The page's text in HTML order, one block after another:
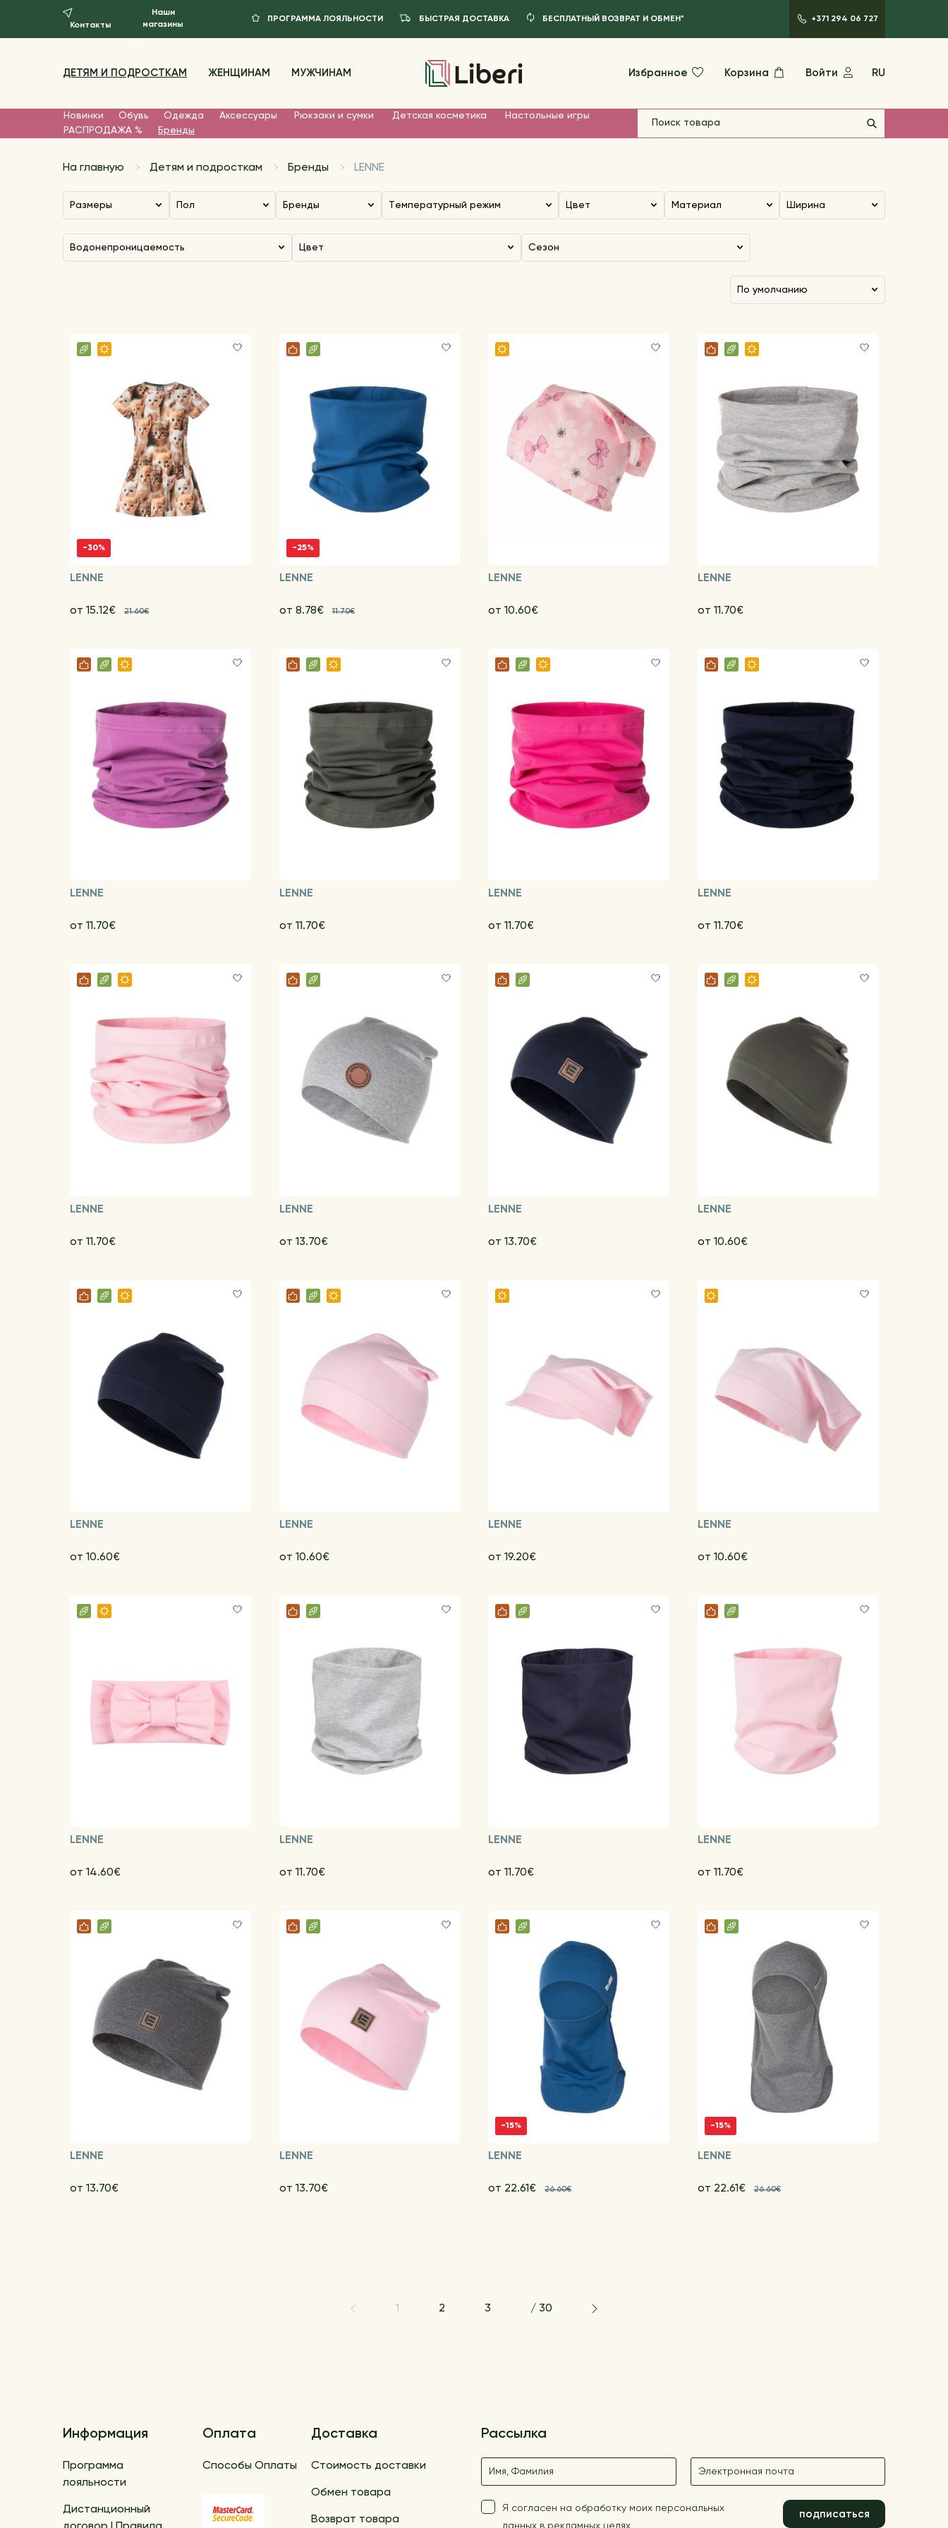
Контакты
Наши
магазины
ПРОГРАММА ЛОЯЛЬНОСТИ БЫСТРАЯ ДОСТАВКА БЕСПЛАТНЫЙ ВОЗВРАТ И ОБМЕН* +371 294 06 727
ДЕТЯМ И ПОДРОСТКАМ ЖЕНЩИНАМ МУЖЧИНАМ Избранное Корзина Войти RU
Новинки Обувь Одежда Аксессуары Рюкзаки и сумки Детская косметика
Настольные игры
РАСПРОДАЖА %
Бренды
На главную Детям и подросткам Бренды LENNE
Размеры Пол Бренды Температурный режим Цвет Материал Ширина
Водонепроницаемость Цвет Сезон
по умолчанию
-30%
LENNE
от 15.12€ 21.60€
-25%
LENNE
от 8.78€ 11.70€
LENNE
от 10.60€
LENNE
от 11.70€
LENNE
от 11.70€
LENNE
от 11.70€
LENNE
от 11.70€
LENNE
от 11.70€
LENNE
от 11.70€
LENNE
от 13.70€
LENNE
от 13.70€
LENNE
от 10.60€
LENNE
от 10.60€
LENNE
от 10.60€
LENNE
от 19.20€
LENNE
от 10.60€
LENNE
от 14.60€
LENNE
от 11.70€
LENNE
от 11.70€
LENNE
от 11.70€
LENNE
от 13.70€
LENNE
от 13.70€
-15%
LENNE
от 22.61€ 26.60€
-15%
LENNE
от 22.61€ 26.60€
1 2 3 / 30
Информация
Программа
лояльности
Дистанционный
Оплата
Способы Оплаты
Доставка
Стоимость доставки
Обмен товара
Возврат товара
Рассылка
Название E-mail
Я согласен на обработку моих персональных
подписаться